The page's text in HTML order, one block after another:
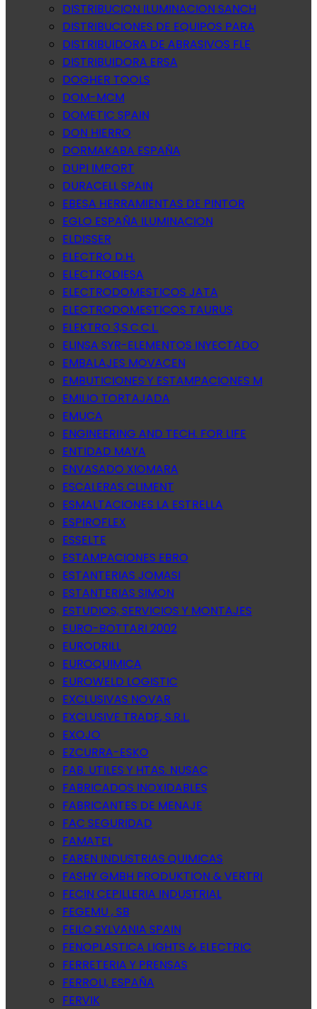
DISTRIBUCION ILUMINACION SANCH
DISTRIBUCIONES DE EQUIPOS PARA
DISTRIBUIDORA DE ABRASIVOS FLE
DISTRIBUIDORA ERSA
DOGHER TOOLS
DOM-MCM
DOMETIC SPAIN
DON HIERRO
DORMAKABA ESPAÑA
DUPI IMPORT
DURACELL SPAIN
EBESA HERRAMIENTAS DE PINTOR
EGLO ESPAÑA ILUMINACION
ELDISSER
ELECTRO D.H.
ELECTRODIESA
ELECTRODOMESTICOS JATA
ELECTRODOMESTICOS TAURUS
ELEKTRO 3,S.C.C.L.
ELINSA SYR-ELEMENTOS INYECTADO
EMBALAJES MOVACEN
EMBUTICIONES Y ESTAMPACIONES M
EMILIO TORTAJADA
EMUCA
ENGINEERING AND TECH. FOR LIFE
ENTIDAD MAYA
ENVASADO XIOMARA
ESCALERAS CLIMENT
ESMALTACIONES LA ESTRELLA
ESPIROFLEX
ESSELTE
ESTAMPACIONES EBRO
ESTANTERIAS JOMASI
ESTANTERIAS SIMON
ESTUDIOS, SERVICIOS Y MONTAJES
EURO-BOTTARI 2002
EURODRILL
EUROQUIMICA
EUROWELD LOGISTIC
EXCLUSIVAS NOVAR
EXCLUSIVE TRADE, S.R.L.
EXOJO
EZCURRA-ESKO
FAB. UTILES Y HTAS. NUSAC
FABRICADOS INOXIDABLES
FABRICANTES DE MENAJE
FAC SEGURIDAD
FAMATEL
FAREN INDUSTRIAS QUIMICAS
FASHY GMBH PRODUKTION & VERTRI
FECIN CEPILLERIA INDUSTRIAL
FEGEMU , SB
FEILO SYLVANIA SPAIN
FENOPLASTICA LIGHTS & ELECTRIC
FERRETERIA Y PRENSAS
FERROLI, ESPAÑA
FERVIK